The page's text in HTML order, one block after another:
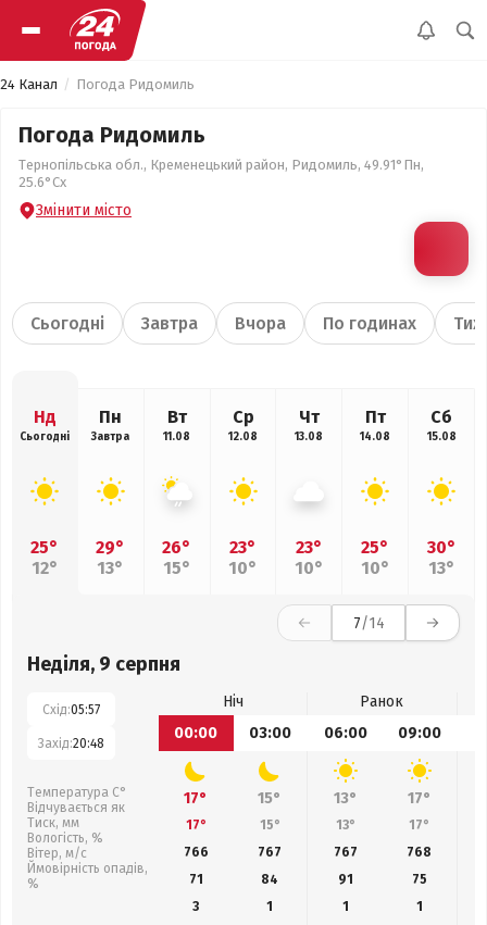
24 Канал Погода Ридомиль
Погода Ридомиль
Тернопільська обл., Кременецький район, Ридомиль, 49.91°Пн,
25.6°Сх
Змінити місто
Сьогодні Завтра Вчора По годинах
Нд
Сьогодні
25°
12°
Пн
Завтра
29°
13°
Вт
11.08
26°
15°
Ср
12.08
23°
10°
Чт
13.08
23°
10°
Пт
14.08
25°
10°
Сб
15.08
30°
13°
7/14
Неділя, 9 серпня
Схід:05:57
Захід:20:48
Температура С°
Відчувається як
Тиск, мм
Вологість, %
Вітер, м/с
Ймовірність опадів,
%
Ніч
Ранок
00:00
03:00 06:00 09:00
17° 15° 13° 17°
17° 15° 13° 17°
766
767 767 768
71
84 91 75
3
1 1
1